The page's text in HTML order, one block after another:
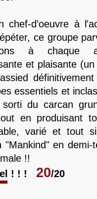
chef-d'oeuvre à
ce groupe
à chaque
et plaisante
essentiels et
du carcan
en produisant
varié et tout
"Mankind" en
!!
! ! !
20/20